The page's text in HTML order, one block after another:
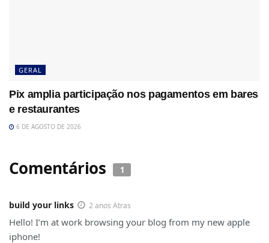
GERAL
Pix amplia participação nos pagamentos em bares
e restaurantes
6 DE AGOSTO DE 2026
Comentários 1
build your links 2 anos Atras
Hello! I’m at work browsing your blog from my new apple
iphone!